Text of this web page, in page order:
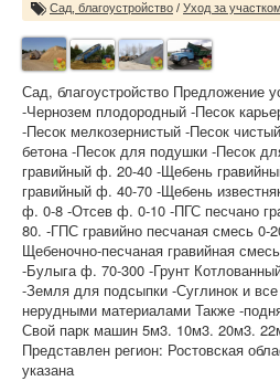
Сад, благоустройство / Уход за участком
Сад, благоустройство Предложение
-Чернозем плодородный -Песок
-Песок мелкозернистый -Песок
бетона -Песок для подушки -Песок
гравийный ф. 20-40 -Щебень
гравийный ф. 40-70 -Щебень
ф. 0-8 -Отсев ф. 0-10 -ПГС песчано
80. -ГПС гравийно песчаная смесь
Щебеночно-песчаная гравийная
-Булыга ф. 70-300 -Грунт
-Земля для подсыпки -Суглинок и
нерудными материалами Также -
Свой парк машин 5м3. 10м3. 20м3.
Представлен регион: Ростовская
указана